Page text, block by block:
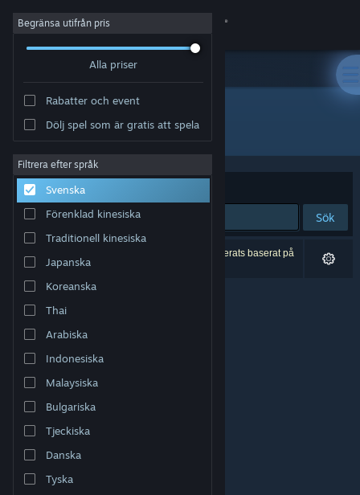
Logga in
Om
Support
Byt språk
Skaffa Steams mobilapp
Se skrivbordswebbplats
Begränsa utifrån pris
Alla priser
Rabatter och event
Dölj spel som är gratis att spela
Filtrera efter språk
Svenska
Förenklad kinesiska
Traditionell kinesiska
Japanska
Koreanska
Thai
Arabiska
Indonesiska
Malaysiska
Bulgariska
Tjeckiska
Danska
Tyska
Utvecklare: Eliser Wiedemann
Sortera efter Relevans
Sök
0 träffar matchade din sökning. 1 titel har exkluderats baserat på
dina preferenser.